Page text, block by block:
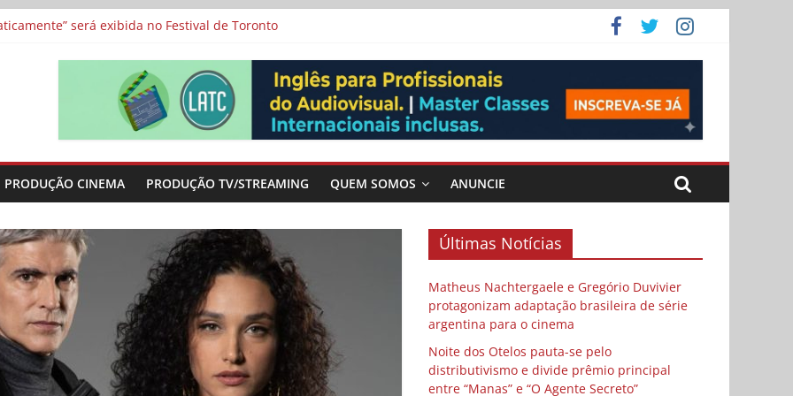
será exibida no Festival de Toronto
e divide prêmio principal entre “Manas” e “O Agente Secreto”
metragens sobre envelhecimento criados a partir de histórias de vida
PRODUÇÃO CINEMA PRODUÇÃO TV/STREAMING QUEM SOMOS ANUNCIE
Últimas Notícias
Matheus Nachtergaele e Gregório Duvivier
protagonizam adaptação brasileira de série
argentina para o cinema
Noite dos Otelos pauta-se pelo
distributivismo e divide prêmio principal
entre “Manas” e “O Agente Secreto”